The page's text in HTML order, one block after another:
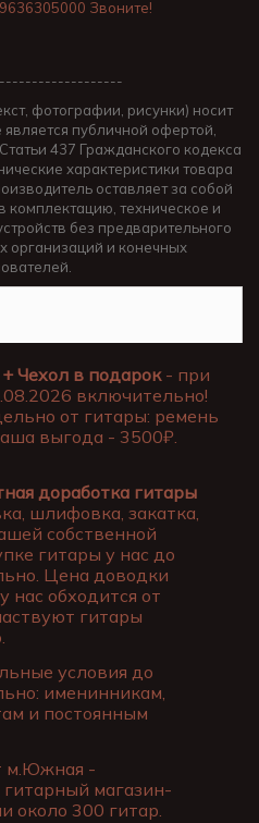
Звоните!
фотографии, рисунки) носит
публичной офертой,
437 Гражданского кодекса
характеристики товара
оставляет за собой
комплектацию, техническое и
без предварительного
организаций и конечных
Чехол в подарок- при
включительно!
от гитары: ремень
выгода - 3500₽.
доработка гитары
шлифовка, закатка,
собственной
гитары у нас до
Цена доводки
нас обходится от
гитары
условия до
именинникам,
и постоянным
м.Южная -
магазин-
около 300 гитар.